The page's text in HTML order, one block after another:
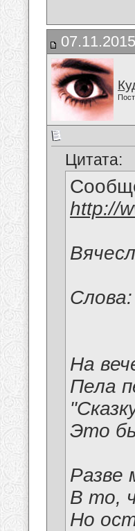
Цитата:
http://
На
Пела
Это
Разве
В то,
Но